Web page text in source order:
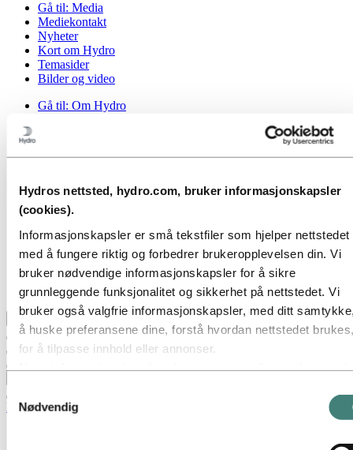
Hydros nettsted, hydro.com, bruker informasjonskapsler
(cookies).
Informasjonskapsler er små tekstfiler som hjelper nettstedet
med å fungere riktig og forbedrer brukeropplevelsen din. Vi
bruker nødvendige informasjonskapsler for å sikre
grunnleggende funksjonalitet og sikkerhet på nettstedet. Vi
bruker også valgfrie informasjonskapsler, med ditt
å huske preferansene dine, forstå hvordan nettstedet
for å tilpasse innhold eller annonser.
Disse tredjepartene kan kombinere informasjon innhentet fra
bruk av vårt nettsted med annen informasjon du har gitt dem,
eller som de har samlet inn gjennom din bruk av deres
Nødvendig
Gå til: Media
Mediekontakt
Nyheter
Kort om Hydro
Temasider
Bilder og video
Gå til: Om Hydro
Industrier som betyr noe
Vår strategi
Hydro-lokasjoner i Norge
Selskapets historie
Organisasjon
Eierstyring og selskapsledelse
Innkjøp
Sponsoravtaler
Stories by Hydro
Tilbake til hovedmenyen
Media